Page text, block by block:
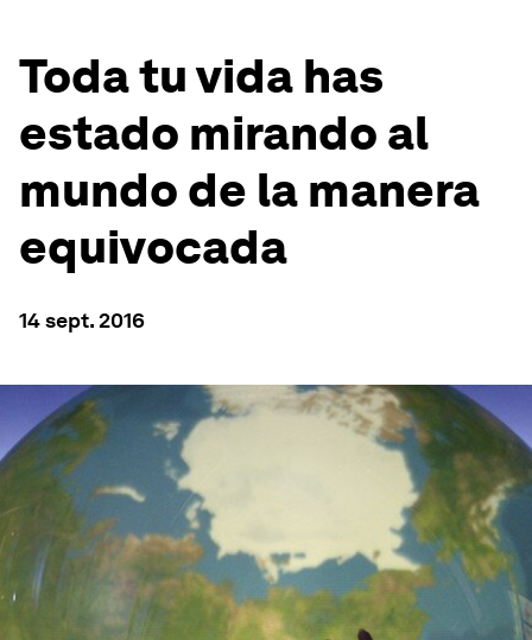
Toda tu vida has
estado mirando al
mundo de la manera
equivocada
14 sept. 2016